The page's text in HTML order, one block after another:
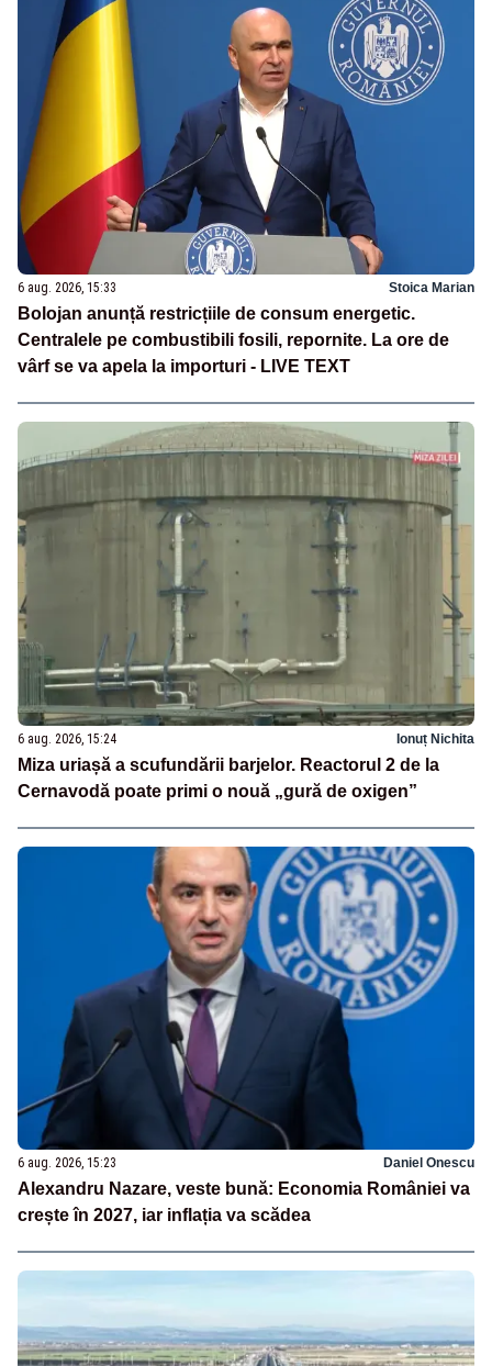
6 aug. 2026, 15:33 Stoica Marian
Bolojan anunță restricțiile de consum energetic.
Centralele pe combustibili fosili, repornite. La ore de
vârf se va apela la importuri - LIVE TEXT
6 aug. 2026, 15:24 Ionuț Nichita
Miza uriașă a scufundării barjelor. Reactorul 2 de la
Cernavodă poate primi o nouă „gură de oxigen”
6 aug. 2026, 15:23 Daniel Onescu
Alexandru Nazare, veste bună: Economia României va
crește în 2027, iar inflația va scădea